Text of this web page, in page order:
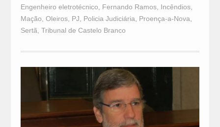
Engenheiro eletrotécnico, Fernando Ramos, Incêndios,
Mação, Oleiros, PJ, Policia Judiciária, Proença-a-Nova,
Sertã, Tribunal de Castelo Branco